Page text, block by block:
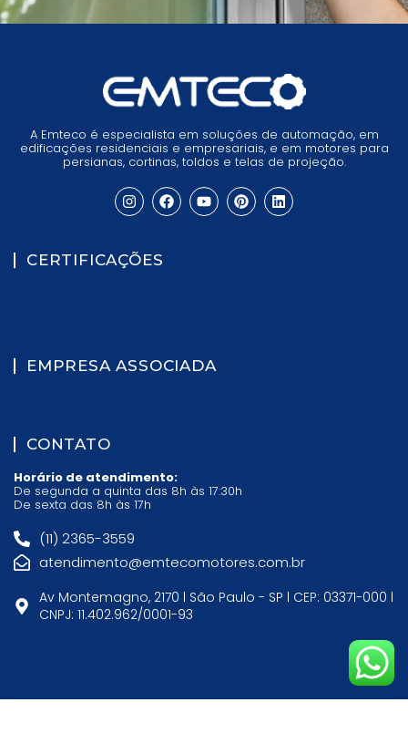
A Emteco é especialista em soluções de automação, em
edificações residenciais e empresariais, e em motores para
persianas, cortinas, toldos e telas de projeção.
CERTIFICAÇÕES
EMPRESA ASSOCIADA
CONTATO
Horário de atendimento:
De segunda a quinta das 8h às 17:30h
De sexta das 8h às 17h
(11) 2365-3559
atendimento@emtecomotores.com.br
Av Montemagno, 2170 l São Paulo - SP l CEP: 03371-000 l
CNPJ: 11.402.962/0001-93